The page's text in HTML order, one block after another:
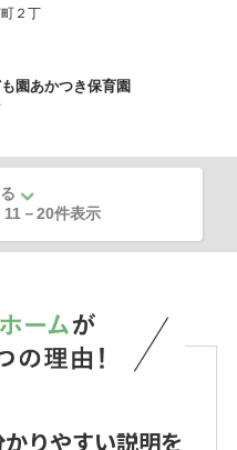
２丁
園あかつき保育園
11－20件表示
りやすい説明を